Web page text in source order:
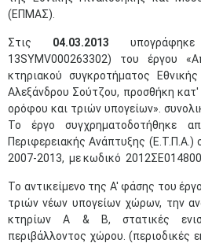
(ΕΠΜΑΣ).
Στις 04.03.2013
13SYMV000263302) του έργου
κτηριακού συγκροτήματος
Αλεξάνδρου Σούτζου, προσθήκη
ορόφου και τριών υπογείων».
Το έργο συγχρηματοδοτήθηκε
Περιφερειακής Ανάπτυξης (Ε.Τ.Π.Α.)
2007-2013, με κωδικό
Το αντικείμενο της Α' φάσης του
τριών νέων υπογείων χώρων, την
κτηρίων Α & Β, στατικές
περιβάλλοντος χώρου. (περιοδικές